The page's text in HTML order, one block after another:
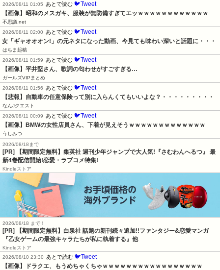
2026/08/11 01:05
あとで読む 🐦Tweet
【画像】昭和のメスガキ、服装が無防備すぎてエッｗｗｗｗｗｗｗｗｗｗｗｗ
不思議.net
2026/08/11 02:00
あとで読む 🐦Tweet
女「ギャオオオン!」の元ネタになった動画、今見ても味わい深いと話題に・・・
はちま起稿
2026/08/11 01:59
あとで読む 🐦Tweet
【画像】平井堅さん、歌詞の匂わせがすごすぎる…
ガールズVIPまとめ
2026/08/11 01:56
あとで読む 🐦Tweet
【悲報】自動車の任意保険って別に入らんくてもいいよな？・・・・・・・・・
なんJクエスト
2026/08/11 00:09
あとで読む 🐦Tweet
【画像】BMWの女性店員さん、下着が見えそうｗｗｗｗｗｗｗｗｗｗｗｗｗ
うしみつ
2026/08/18まで
[PR] 【期間限定無料】集英社 週刊少年ジャンプで大人気!『さむわんへるつ』 最
新4巻配信開始!恋愛・ラブコメ特集!
Kindleストア
2026/08/18 まで！
[PR] 【期間限定無料】白泉社 話題の新刊続々追加!!ファンタジー&恋愛マンガ
『乙女ゲームの最強キャラたちが私に執着する』他
Kindleストア
2026/08/10 23:30
あとで読む 🐦Tweet
【画像】ドラクエ、もうめちゃくちゃｗｗｗｗｗｗｗｗｗｗｗｗｗｗｗｗｗ